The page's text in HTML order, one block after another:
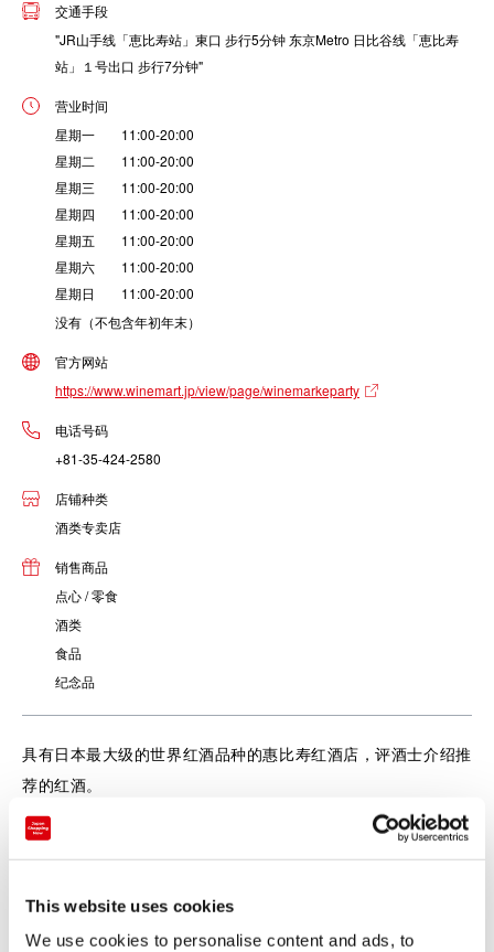
This website uses cookies
We use cookies to personalise content and ads, to
交通手段
"JR山手线「恵比寿站」東口 步行5分钟 东京Metro 日比谷线「恵比寿
站」１号出口 步行7分钟"
营业时间
星期一 11:00-20:00
星期二 11:00-20:00
星期三 11:00-20:00
星期四 11:00-20:00
星期五 11:00-20:00
星期六 11:00-20:00
星期日 11:00-20:00
没有（不包含年初年末）
官方网站
https://www.winemart.jp/view/page/winemarkeparty
电话号码
+81-35-424-2580
店铺种类
酒类专卖店
销售商品
点心 / 零食
酒类
食品
纪念品
具有日本最大级的世界红酒品种的惠比寿红酒店，评酒士介绍推
荐的红酒。